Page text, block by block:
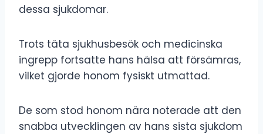
dessa sjukdomar.
Trots täta sjukhusbesök och medicinska
ingrepp fortsatte hans hälsa att försämras,
vilket gjorde honom fysiskt utmattad.
De som stod honom nära noterade att den
snabba utvecklingen av hans sista sjukdom